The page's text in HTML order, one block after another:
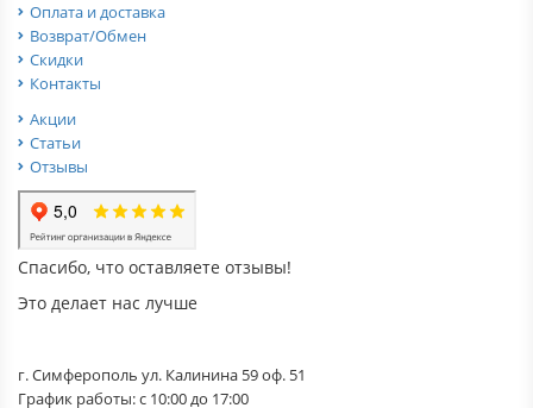
Оплата и доставка
Возврат/Обмен
Скидки
Контакты
Акции
Статьи
Отзывы
Спасибо, что оставляете отзывы!
Это делает нас лучше
г. Симферополь ул. Калинина 59 оф. 51
График работы: с 10:00 до 17:00